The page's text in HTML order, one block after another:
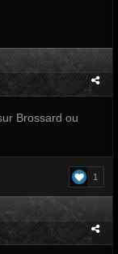
Brossard ou
1